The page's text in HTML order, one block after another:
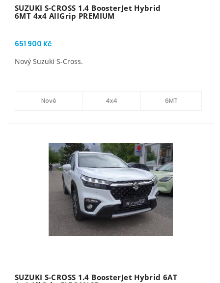
SUZUKI S-CROSS 1.4 BoosterJet Hybrid
6MT 4x4 AllGrip PREMIUM
651 900 Kč
Nový Suzuki S-Cross.
Nové 4x4 6MT
SUZUKI S-CROSS 1.4 BoosterJet Hybrid 6AT